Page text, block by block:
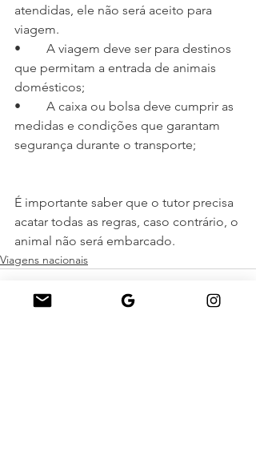
atendidas, ele não será aceito para
viagem.
•	A viagem deve ser para destinos
que permitam a entrada de animais
domésticos;
•	A caixa ou bolsa deve cumprir as
medidas e condições que garantam
segurança durante o transporte;
É importante saber que o tutor precisa
acatar todas as regras, caso contrário, o
animal não será embarcado.
Viagens nacionais